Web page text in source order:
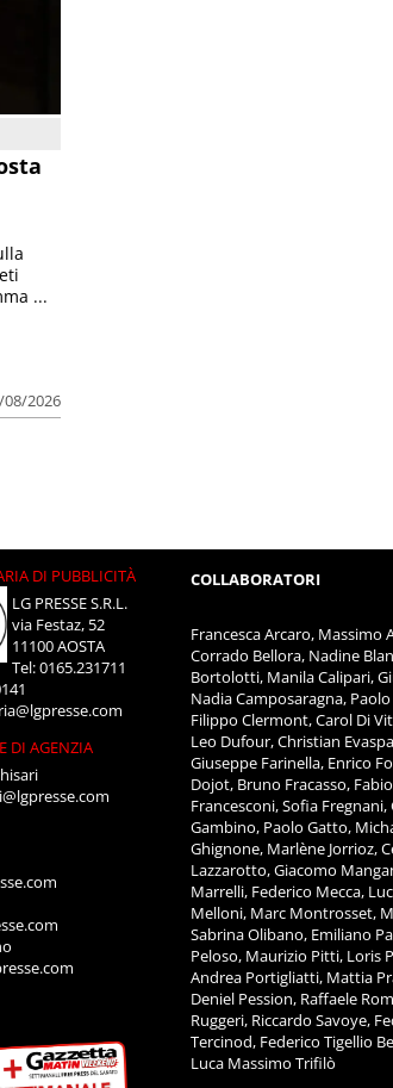
08/2026
...
DI PUBBLICITÀ
LG PRESSE S.R.L.
via Festaz, 52
11100 AOSTA
Tel: 0165.231711
DI AGENZIA
COLLABORATORI
Francesca Arcaro, Massimo
Corrado Bellora, Nadine
Bortolotti, Manila Calipari,
Nadia Camposaragna,
Filippo Clermont, Carol Di
Leo Dufour, Christian
Giuseppe Farinella, Enrico
Dojot, Bruno Fracasso, Fabio
Francesconi, Sofia Fregnani,
Gambino, Paolo Gatto,
Ghignone, Marlène Jorrioz,
Lazzarotto, Giacomo
Marrelli, Federico Mecca,
Melloni, Marc Montrosset,
Sabrina Olibano, Emiliano
Peloso, Maurizio Pitti, Loris
Andrea Portigliatti, Mattia
Deniel Pession, Raffaele
Ruggeri, Riccardo Savoye,
Tercinod, Federico Tigellio
Luca Massimo Trifilò